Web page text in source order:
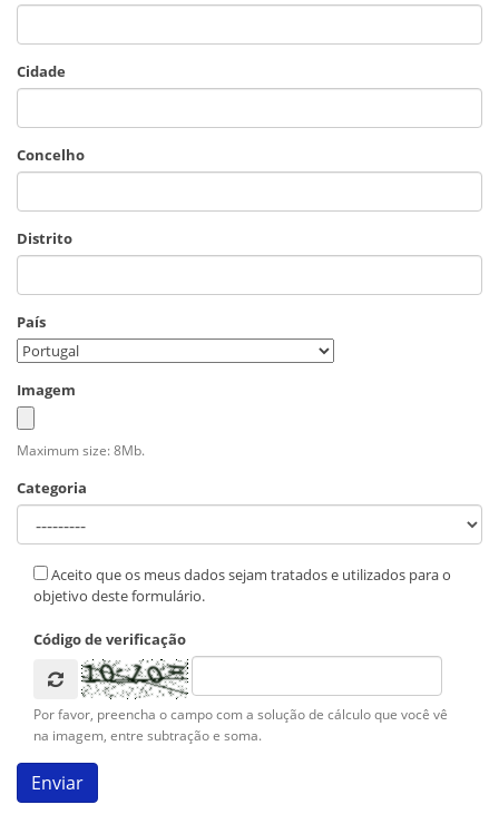
Cidade
Concelho
Distrito
País
Imagem
Maximum size: 8Mb.
Categoria
Aceito que os meus dados sejam tratados e utilizados para o
objetivo deste formulário.
Código de verificação
Por favor, preencha o campo com a solução de cálculo que você vê
na imagem, entre subtração e soma.